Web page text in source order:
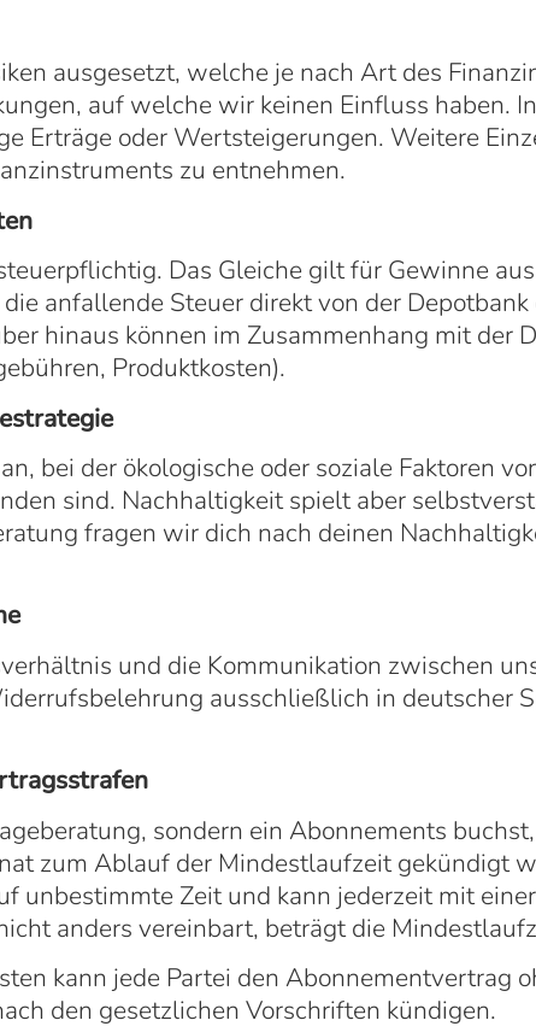
ausgesetzt, welche je nach Art des
auf welche wir keinen Einfluss haben.
Erträge oder Wertsteigerungen. Weitere
zu entnehmen.
Das Gleiche gilt für Gewinne
anfallende Steuer direkt von der
hinaus können im Zusammenhang mit der
Produktkosten).
bei der ökologische oder soziale Faktoren
sind. Nachhaltigkeit spielt aber
fragen wir dich nach deinen
und die Kommunikation zwischen
ausschließlich in deutscher
sondern ein Abonnements
zum Ablauf der Mindestlaufzeit gekündigt
unbestimmte Zeit und kann jederzeit mit
anders vereinbart, beträgt die
kann jede Partei den Abonnementvertrag
den gesetzlichen Vorschriften kündigen.